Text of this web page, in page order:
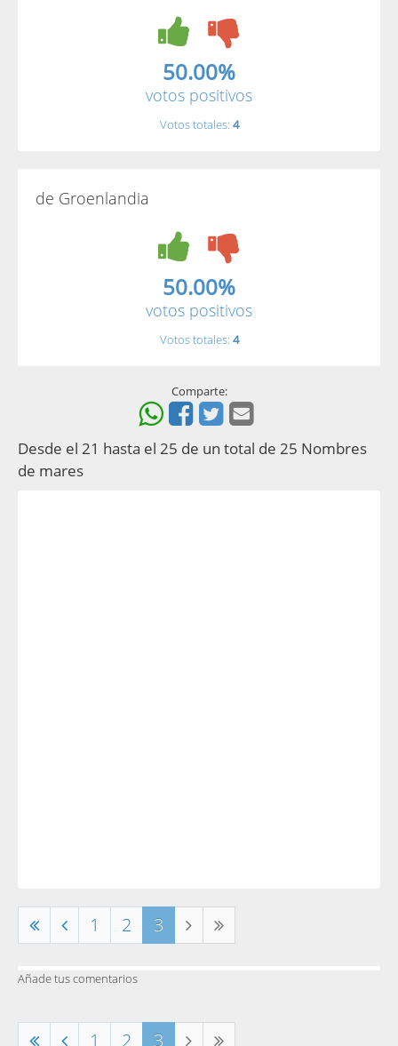
50.00%
votos positivos
Votos totales: 4
de Groenlandia
50.00%
votos positivos
Votos totales: 4
Comparte:
Desde el 21 hasta el 25 de un total de 25 Nombres
de mares
1 2 3
Añade tus comentarios
1 2 3